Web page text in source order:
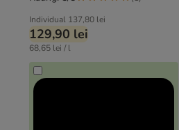
Individual 137,80 lei
129,90 lei
68,65 lei / l